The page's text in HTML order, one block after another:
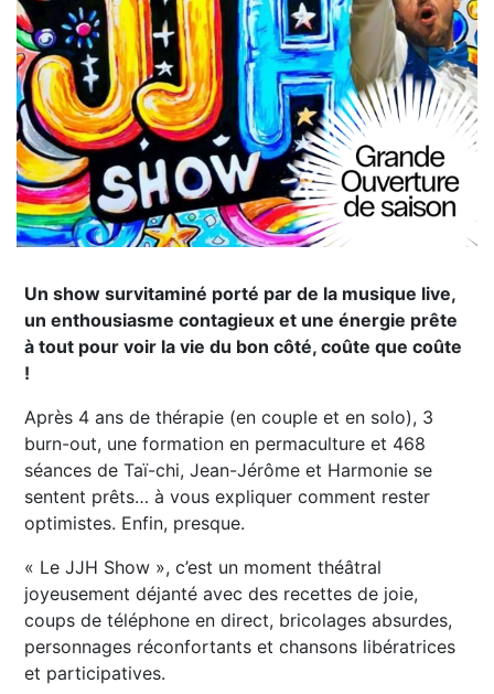
Un show survitaminé porté par de la musique live,
un enthousiasme contagieux et une énergie prête
à tout pour voir la vie du bon côté, coûte que coûte
!
Après 4 ans de thérapie (en couple et en solo), 3
burn-out, une formation en permaculture et 468
séances de Taï-chi, Jean-Jérôme et Harmonie se
sentent prêts… à vous expliquer comment rester
optimistes. Enfin, presque.
« Le JJH Show », c’est un moment théâtral
joyeusement déjanté avec des recettes de joie,
coups de téléphone en direct, bricolages absurdes,
personnages réconfortants et chansons libératrices
et participatives.